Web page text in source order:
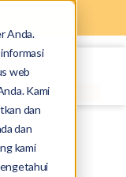
Anda.
web
Kami
dan
dan
kami